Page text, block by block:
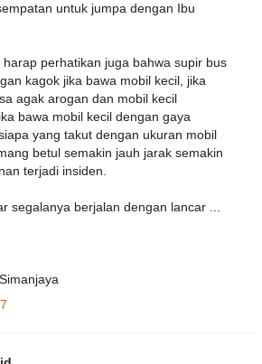
untuk jumpa dengan Ibu
harap perhatikan juga bahwa supir bus
kagok jika bawa mobil kecil, jika
agak arogan dan mobil kecil
bawa mobil kecil dengan gaya
yang takut dengan ukuran mobil
betul semakin jauh jarak semakin
terjadi insiden.
segalanya berjalan dengan lancar ...